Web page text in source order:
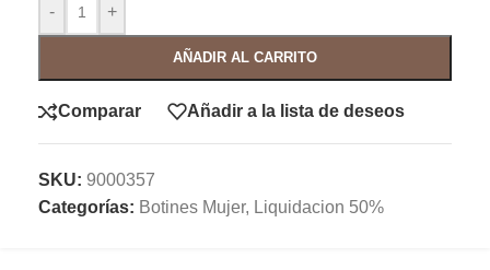
- +
AÑADIR AL CARRITO
Comparar Añadir a la lista de deseos
SKU: 9000357
Categorías: Botines Mujer, Liquidacion 50%